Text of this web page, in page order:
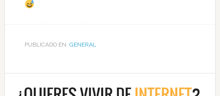
PUBLICADO EN: GENERAL